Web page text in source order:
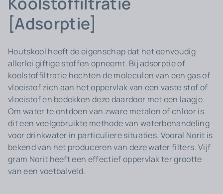
[Adsorptie]
Houtskool heeft de eigenschap dat het eenvoudig
allerlei giftige stoffen opneemt. Bij adsorptie of
koolstoffiltratie hechten de moleculen van een gas of
vloeistof zich aan het oppervlak van een vaste stof of
vloeistof en bedekken deze daardoor met een laagje.
Om water te ontdoen van zware metalen of chloor is
dit een veelgebruikte methode van waterbehandeling
voor drinkwater in particuliere situaties. Vooral Norit is
bekend van het produceren van deze water filters. Vijf
gram Norit heeft een effectief oppervlak ter grootte
van een voetbalveld.